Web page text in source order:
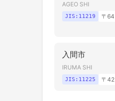
AGEO SHI
JIS: 11219 〒 64
入間市
IRUMA SHI
JIS: 11225 〒 42